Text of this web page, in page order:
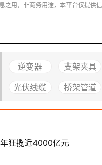
之用，非商务用途，本平台仅提供
逆变器 支架夹具
光伏线缆 桥架管道
狂揽近4000亿元